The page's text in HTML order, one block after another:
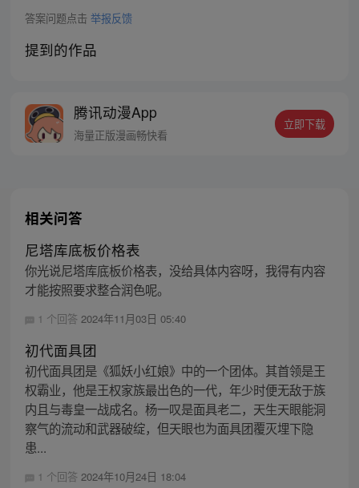
答案问题点击 举报反馈
提到的作品
腾讯动漫App
海量正版漫画畅快看
立即下载
相关问答
尼塔库底板价格表
你光说尼塔库底板价格表，没给具体内容呀，我得有内容
才能按照要求整合润色呢。
1 个回答 2024年11月03日 05:40
初代面具团
初代面具团是《狐妖小红娘》中的一个团体。其首领是王
权霸业，他是王权家族最出色的一代，年少时便无敌于族
内且与毒皇一战成名。杨一叹是面具老二，天生天眼能洞
察气的流动和武器破绽，但天眼也为面具团覆灭埋下隐
患...
1 个回答 2024年10月24日 18:04